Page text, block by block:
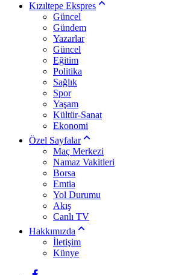
Kızıltepe Ekspres
Güncel
Gündem
Yazarlar
Güncel
Eğitim
Politika
Sağlık
Spor
Yaşam
Kültür-Sanat
Ekonomi
Özel Sayfalar
Maç Merkezi
Namaz Vakitleri
Borsa
Emtia
Yol Durumu
Akış
Canlı TV
Hakkımızda
İletişim
Künye